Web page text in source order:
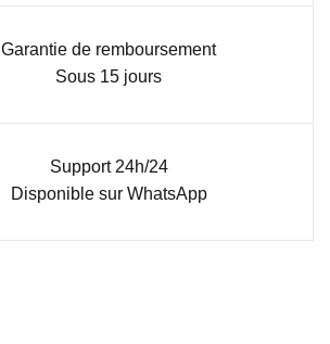
Garantie de remboursement
Sous 15 jours
Support 24h/24
Disponible sur WhatsApp